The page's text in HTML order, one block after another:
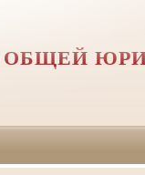
ОБЩЕЙ